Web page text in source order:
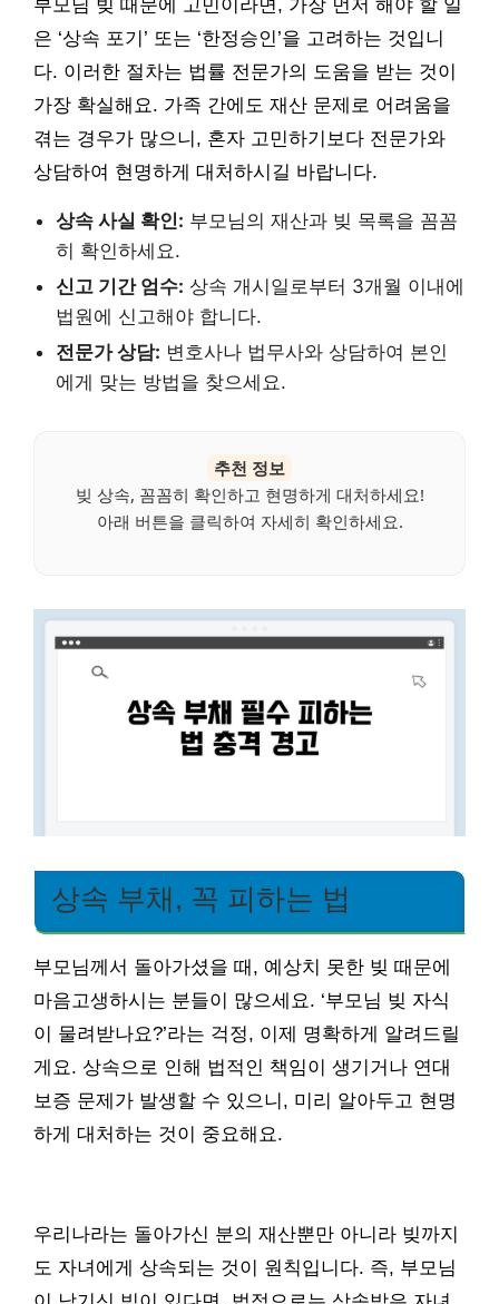
부모님 빚 때문에 고민이라면, 가장 먼저 해야 할 일
은 ‘상속 포기’ 또는 ‘한정승인’을 고려하는 것입니
다. 이러한 절차는 법률 전문가의 도움을 받는 것이
가장 확실해요. 가족 간에도 재산 문제로 어려움을
겪는 경우가 많으니, 혼자 고민하기보다 전문가와
상담하여 현명하게 대처하시길 바랍니다.
상속 사실 확인: 부모님의 재산과 빚 목록을 꼼꼼
히 확인하세요.
신고 기간 엄수: 상속 개시일로부터 3개월 이내에
법원에 신고해야 합니다.
전문가 상담: 변호사나 법무사와 상담하여 본인
에게 맞는 방법을 찾으세요.
추천 정보
빚 상속, 꼼꼼히 확인하고 현명하게 대처하세요!
아래 버튼을 클릭하여 자세히 확인하세요.
상속 부채, 꼭 피하는 법
부모님께서 돌아가셨을 때, 예상치 못한 빚 때문에
마음고생하시는 분들이 많으세요. ‘부모님 빚 자식
이 물려받나요?’라는 걱정, 이제 명확하게 알려드릴
게요. 상속으로 인해 법적인 책임이 생기거나 연대
보증 문제가 발생할 수 있으니, 미리 알아두고 현명
하게 대처하는 것이 중요해요.
우리나라는 돌아가신 분의 재산뿐만 아니라 빚까지
도 자녀에게 상속되는 것이 원칙입니다. 즉, 부모님